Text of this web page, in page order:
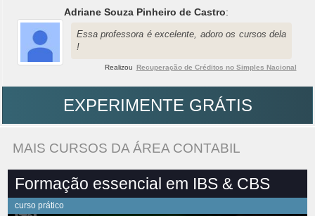
Adriane Souza Pinheiro de Castro:
Essa professora é excelente, adoro os cursos dela
!
Realizou Recuperação de Créditos no Simples Nacional
EXPERIMENTE GRÁTIS
MAIS CURSOS DA ÁREA CONTABIL
Formação essencial em IBS & CBS
curso prático